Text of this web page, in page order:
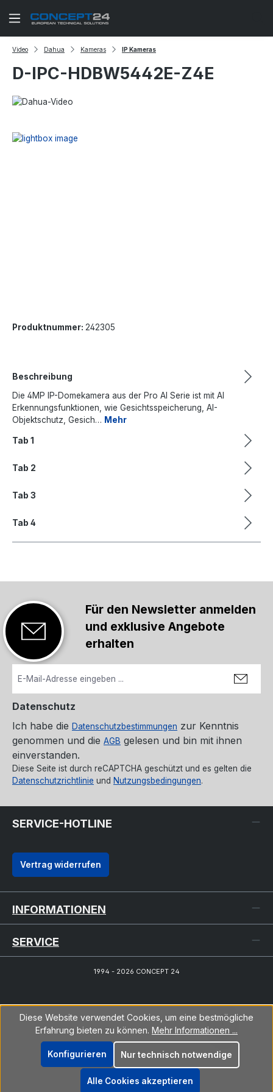
Zum Hauptinhalt springen
Video Dahua Kameras IP Kameras
D-IPC-HDBW5442E-Z4E
Produktnummer: 242305
Beschreibung
Die 4MP IP-Domekamera aus der Pro AI Serie ist mit AI
Erkennungsfunktionen, wie Gesichtsspeicherung, AI-
Objektschutz, Gesich… Mehr
Tab 1
Tab 2
Tab 3
Tab 4
Für den Newsletter anmelden
und exklusive Angebote
erhalten
Datenschutz
Ich habe die Datenschutzbestimmungen zur Kenntnis
genommen und die AGB gelesen und bin mit ihnen
einverstanden.
Diese Seite ist durch reCAPTCHA geschützt und es gelten die
Datenschutzrichtlinie und Nutzungsbedingungen.
SERVICE-HOTLINE
Vertrag widerrufen
INFORMATIONEN
SERVICE
1994 - 2026 CONCEPT 24
Diese Website verwendet Cookies, um eine bestmögliche
Erfahrung bieten zu können. Mehr Informationen ...
Nur technisch notwendige
Konfigurieren
Alle Cookies akzeptieren